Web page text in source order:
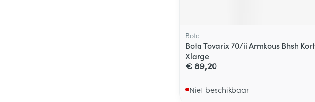
Bota
Bota Tovarix 70/ii Armkous Bhsh Kort
Xlarge
€ 89,20
Niet beschikbaar